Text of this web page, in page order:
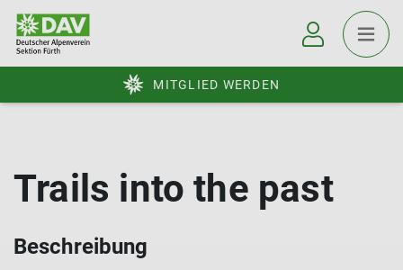
MITGLIED WERDEN
Trails into the past
Beschreibung